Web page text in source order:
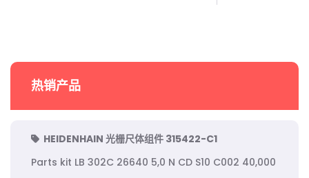
热销产品
HEIDENHAIN 光栅尺体组件 315422-C1
Parts kit LB 302C 26640 5,0 N CD S10 C002 40,000